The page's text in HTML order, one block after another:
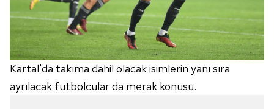
Kartal'da takıma dahil olacak isimlerin yanı sıra
ayrılacak futbolcular da merak konusu.